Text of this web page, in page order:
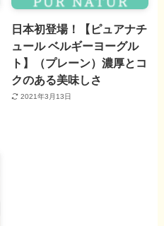
日本初登場！【ピュアナチ
ュール ベルギーヨーグル
ト】（プレーン）濃厚とコ
クのある美味しさ
2021年3月13日